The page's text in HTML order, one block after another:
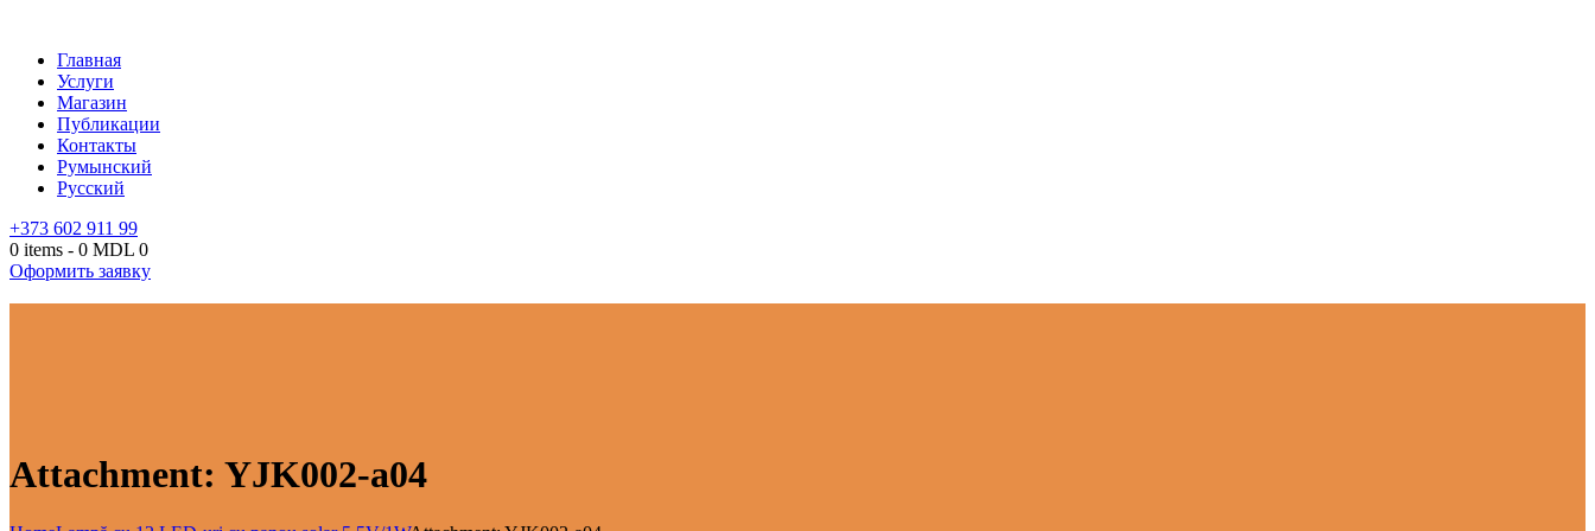
Главная
Услуги
Магазин
Публикации
Контакты
Румынский
Русский
+373 602 911 99
0 items - 0 MDL 0
Оформить заявку
Attachment: YJK002-a04